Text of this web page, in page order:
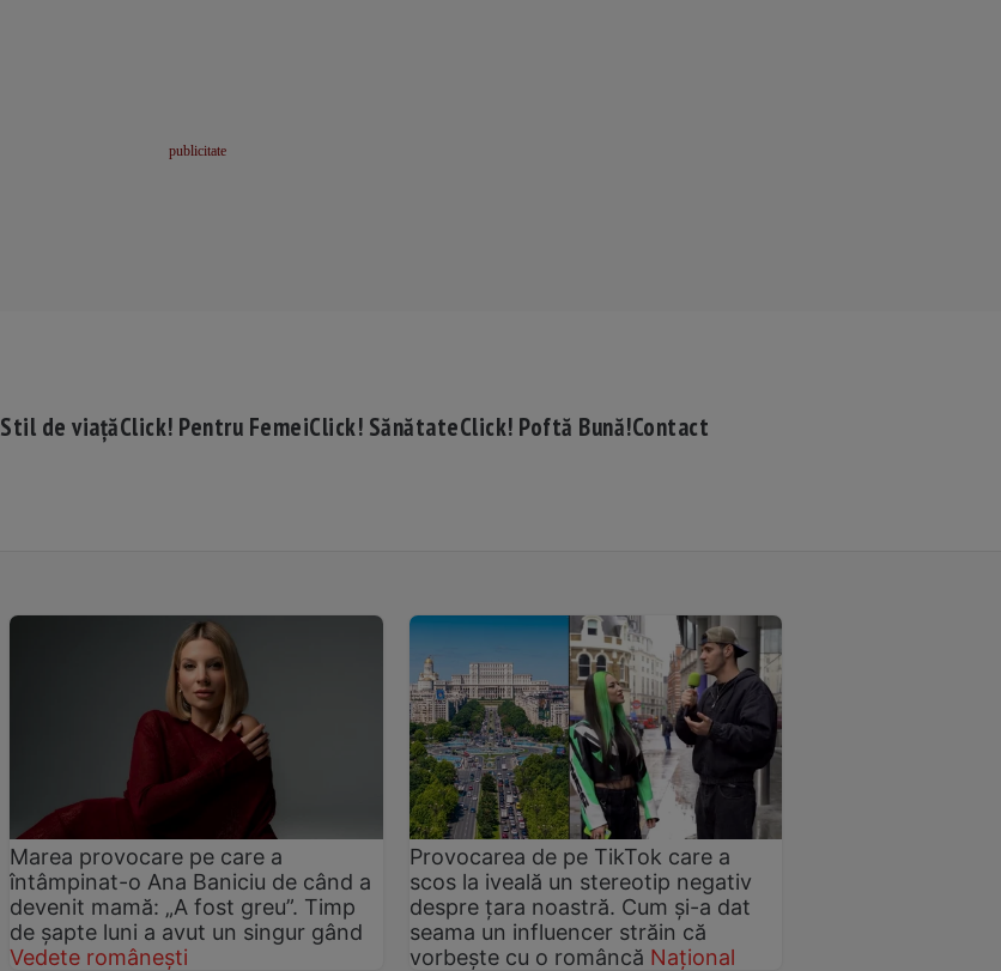
Stil de viațăClick! Pentru FemeiClick! SănătateClick! Poftă Bună!Contact
Marea provocare pe care a
întâmpinat-o Ana Baniciu de când a
devenit mamă: „A fost greu”. Timp
de șapte luni a avut un singur gând
Vedete românești
Provocarea de pe TikTok care a
scos la iveală un stereotip negativ
despre țara noastră. Cum și-a dat
seama un influencer străin că
vorbește cu o româncă Național